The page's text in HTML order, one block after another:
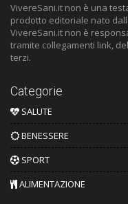
VivereSani.it non è una
prodotto editoriale nato
VivereSani.it non è
tramite collegamenti link,
terzi.
Categorie
SALUTE
BENESSERE
SPORT
ALIMENTAZIONE